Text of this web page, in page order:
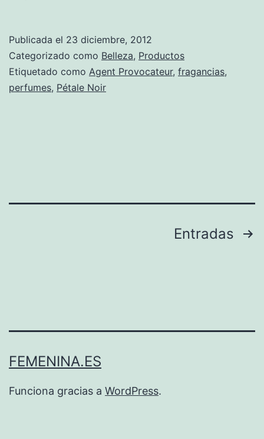
Publicada el 23 diciembre, 2012
Categorizado como Belleza, Productos
Etiquetado como Agent Provocateur, fragancias,
perfumes, Pétale Noir
Entradas
FEMENINA.ES
Funciona gracias a WordPress.